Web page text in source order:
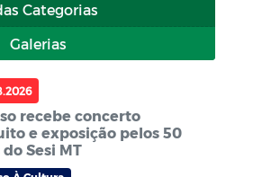
Categorias
Galerias
recebe concerto
e exposição pelos 50
Sesi MT